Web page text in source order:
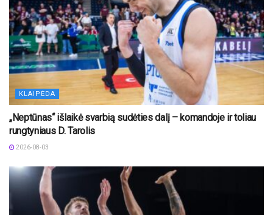
KLAIPĖDA
„Neptūnas“ išlaikė svarbią sudėties dalį – komandoje ir toliau
rungtyniaus D. Tarolis
2026-08-03